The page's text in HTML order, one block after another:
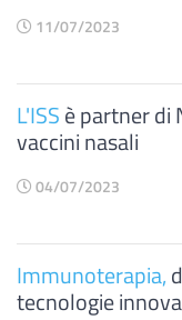
11/07/2023
L'ISSè partner di
vaccini nasali
04/07/2023
Immunoterapia,
tecnologie